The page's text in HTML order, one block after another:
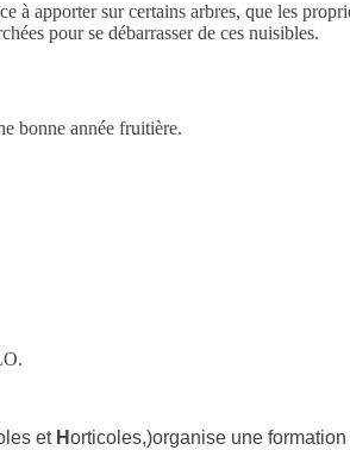
à apporter sur certains arbres, que les
pour se débarrasser de ces nuisibles.
bonne année fruitière.
et Horticoles,)organise une formation